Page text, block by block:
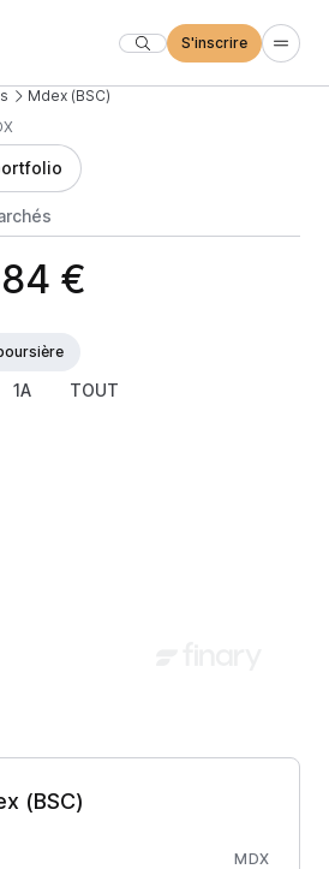
S'inscrire
Mdex (BSC)
€
1A TOUT
(BSC)
MDX